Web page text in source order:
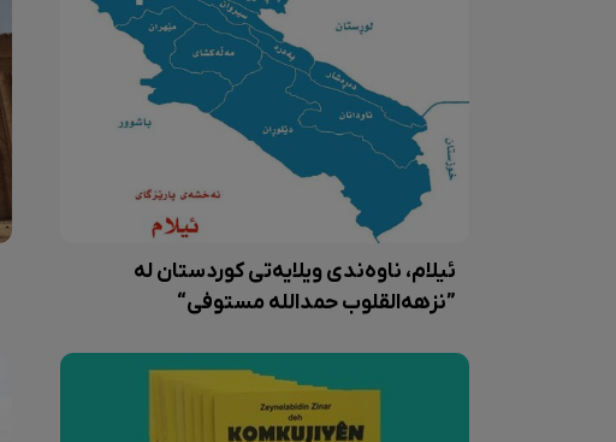
ئیلام، ناوەندی ویلایەتی کوردستان لە
”نزهەالقلوب حمداللە مستوفی“